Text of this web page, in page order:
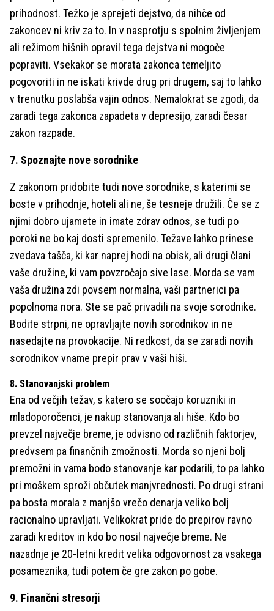
prihodnost. Težko je sprejeti dejstvo, da nihče od
zakoncev ni kriv za to. In v nasprotju s spolnim življenjem
ali režimom hišnih opravil tega dejstva ni mogoče
popraviti. Vsekakor se morata zakonca temeljito
pogovoriti in ne iskati krivde drug pri drugem, saj to lahko
v trenutku poslabša vajin odnos. Nemalokrat se zgodi, da
zaradi tega zakonca zapadeta v depresijo, zaradi česar
zakon razpade.
7. Spoznajte nove sorodnike
Z zakonom pridobite tudi nove sorodnike, s katerimi se
boste v prihodnje, hoteli ali ne, še tesneje družili. Če se z
njimi dobro ujamete in imate zdrav odnos, se tudi po
poroki ne bo kaj dosti spremenilo. Težave lahko prinese
zvedava tašča, ki kar naprej hodi na obisk, ali drugi člani
vaše družine, ki vam povzročajo sive lase. Morda se vam
vaša družina zdi povsem normalna, vaši partnerici pa
popolnoma nora. Ste se pač privadili na svoje sorodnike.
Bodite strpni, ne opravljajte novih sorodnikov in ne
nasedajte na provokacije. Ni redkost, da se zaradi novih
sorodnikov vname prepir prav v vaši hiši.
8. Stanovanjski problem
Ena od večjih težav, s katero se soočajo koruzniki in
mladoporočenci, je nakup stanovanja ali hiše. Kdo bo
prevzel največje breme, je odvisno od različnih faktorjev,
predvsem pa finančnih zmožnosti. Morda so njeni bolj
premožni in vama bodo stanovanje kar podarili, to pa lahko
pri moškem sproži občutek manjvrednosti. Po drugi strani
pa bosta morala z manjšo vrečo denarja veliko bolj
racionalno upravljati. Velikokrat pride do prepirov ravno
zaradi kreditov in kdo bo nosil največje breme. Ne
nazadnje je 20-letni kredit velika odgovornost za vsakega
posameznika, tudi potem če gre zakon po gobe.
9. Finančni stresorji